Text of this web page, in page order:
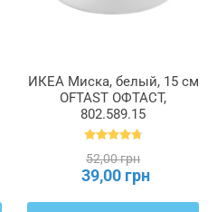
ИКЕА Миска, белый, 15 см
OFTAST ОФТАСТ,
802.589.15
52,00 грн
39,00 грн